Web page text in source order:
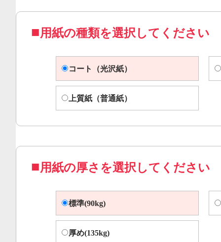
用紙の種類を選択してください
コート（光沢紙）
上質紙（普通紙）
用紙の厚さを選択してください
標準(90kg)
厚め(135kg)